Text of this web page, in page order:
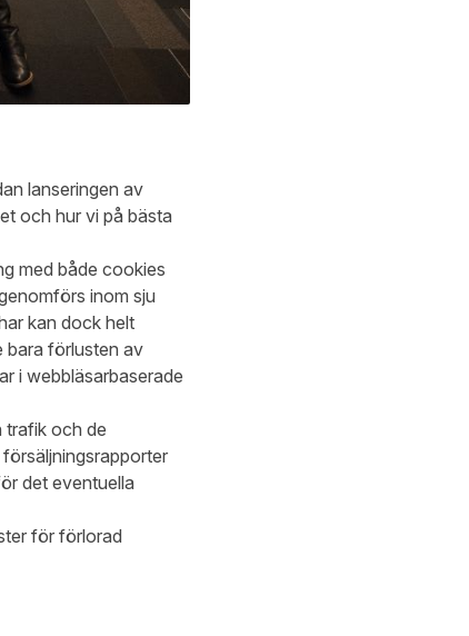
lanseringen av
och hur vi på bästa
med både cookies
inom sju
kan dock helt
bara förlusten av
i webbläsarbaserade
trafik och de
det eventuella
för förlorad